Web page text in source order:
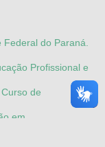
Federal do Paraná.
Profissional e
de
em